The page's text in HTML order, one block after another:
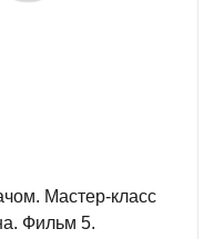
Мастер-класс
Фильм 5.